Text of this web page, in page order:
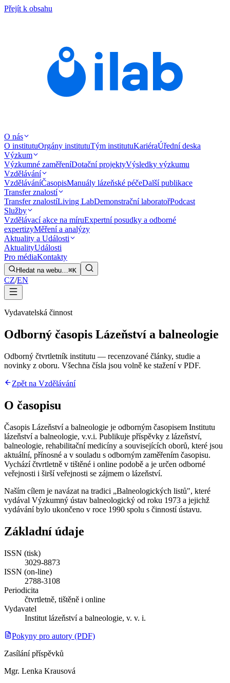
Přejít k obsahu
O nás
O institutuOrgány institutuTým institutuKariéraÚřední deska
Výzkum
Výzkumné zaměřeníDotační projektyVýsledky výzkumu
Vzdělávání
VzděláváníČasopisManuály lázeňské péčeDalší publikace
Transfer znalostí
Transfer znalostíLiving LabDemonstrační laboratořPodcast
Služby
Vzdělávací akce na míruExpertní posudky a odborné
expertizyMěření a analýzy
Aktuality a Události
AktualityUdálosti
Pro médiaKontakty
Hledat na webu…⌘K
CZ/EN
Vydavatelská činnost
Odborný časopis Lázeňství a balneologie
Odborný čtvrtletník institutu — recenzované články, studie a
novinky z oboru. Všechna čísla jsou volně ke stažení v PDF.
Zpět na Vzdělávání
O časopisu
Časopis Lázeňství a balneologie je odborným časopisem Institutu
lázeňství a balneologie, v.v.i. Publikuje příspěvky z lázeňství,
balneologie, rehabilitační medicíny a souvisejících oborů, které jsou
aktuální, přínosné a v souladu s odborným zaměřením časopisu.
Vychází čtvrtletně v tištěné i online podobě a je určen odborné
veřejnosti i širší veřejnosti se zájmem o lázeňství.
Naším cílem je navázat na tradici „Balneologických listů", které
vydával Výzkumný ústav balneologický od roku 1973 a jejichž
vydávání bylo ukončeno v roce 1990 spolu s činností ústavu.
Základní údaje
ISSN (tisk)
3029-8873
ISSN (on-line)
2788-3108
Periodicita
čtvrtletně, tištěně i online
Vydavatel
Institut lázeňství a balneologie, v. v. i.
Pokyny pro autory (PDF)
Zasílání příspěvků
Mgr. Lenka Krausová